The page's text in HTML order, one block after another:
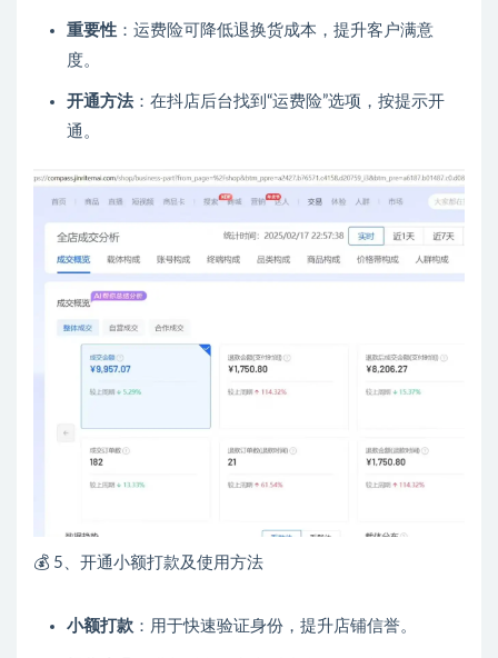
重要性 ：运费险可降低退换货成本，提升客户满意
度。
开通方法：在抖店后台找到“运费险”选项，按提示开
通。
💰 5、开通小额打款及使用方法
小额打款 ：用于快速验证身份，提升店铺信誉。